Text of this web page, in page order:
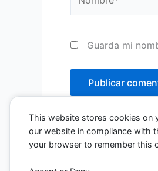
Guarda mi
This website stores cookies on
our website in compliance with
your browser to remember this